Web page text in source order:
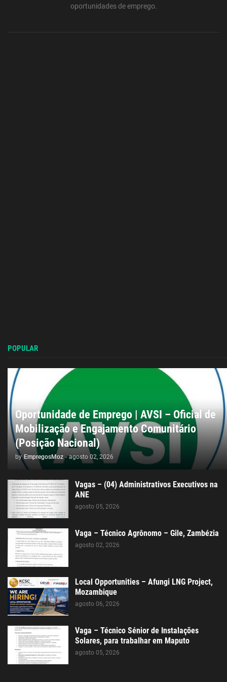
oportunidades de emprego.
POPULAR
Oportunidade de Emprego | AVSI – Oficial de
Mobilização e Engajamento Comunitário
(Posição Nacional)
by EmpregosMoz - agosto 02, 2026
Vagas – (04) Administrativos Executivos na
ANE
agosto 05, 2026
Vaga – Técnico Agrônomo – Gile, Zambézia
agosto 02, 2026
Local Opportunities – Afungi LNG Project,
Mozambique
agosto 06, 2026
Vaga – Técnico Sénior de Instalações
Solares, para trabalhar em Maputo
agosto 05, 2026